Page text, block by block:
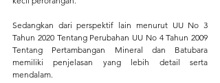
Sedangkan dari perspektif lain menurut UU No 3
Tahun 2020 Tentang Perubahan UU No 4 Tahun 2009
Tentang Pertambangan Mineral dan Batubara
memiliki penjelasan yang lebih detail serta
mendalam.